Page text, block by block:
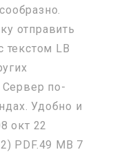
отправить
текстом LB
Сервер по-
Удобно и
окт 22
PDF.49 MB 7